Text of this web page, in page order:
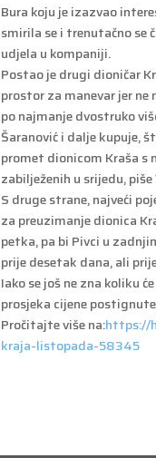
Bura koju je izazvao
smirila se i trenutačno se
udjela u kompaniji.
Postao je drugi dioničar
prostor za manevar jer
po najmanje dvostruko
Šaranović i dalje kupuje,
promet dionicom Kraša s
zabilježenih u srijedu,
S druge strane, najveći
za preuzimanje dionica
petka, pa bi Pivci u
prije desetak dana, ali
Iako se još ne zna koliku
prosjeka cijene
Pročitajte više na:https://
kraja-listopada-58345